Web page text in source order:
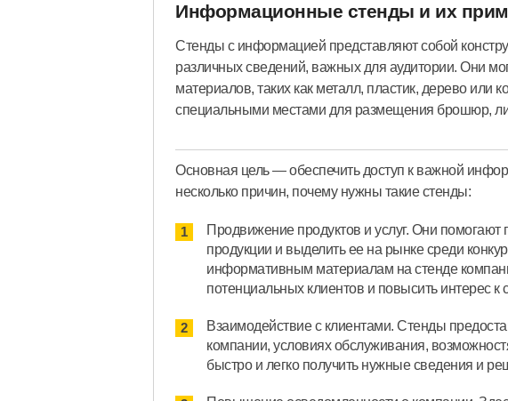
Информационные стенды и их
Стенды с информацией представляют собой
различных сведений, важных для аудитории. Они
материалов, таких как металл, пластик, дерево
специальными местами для размещения брошюр,
Основная цель — обеспечить доступ к важной
несколько причин, почему нужны такие стенды:
Продвижение продуктов и услуг. Они помогают
продукции и выделить ее на рынке среди
информативным материалам на стенде
потенциальных клиентов и повысить интерес к
Взаимодействие с клиентами. Стенды
компании, условиях обслуживания,
быстро и легко получить нужные сведения и